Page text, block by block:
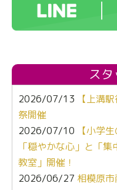
ス
2026/07/13
【上溝
祭開催
2026/07/10
【小学
「穏やかな心」と「
教室」開催！
2026/06/27 相模原